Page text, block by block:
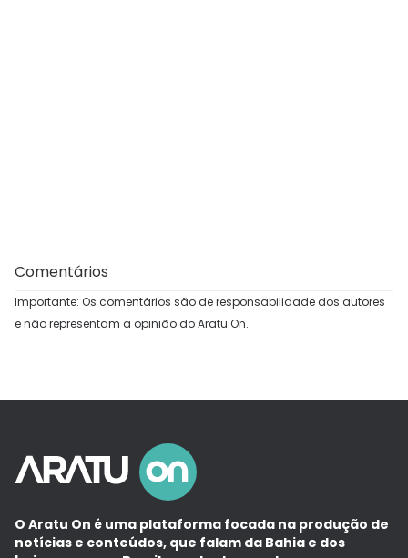
Comentários
Importante: Os comentários são de responsabilidade dos autores
e não representam a opinião do Aratu On.
O Aratu On é uma plataforma focada na produção de
notícias e conteúdos, que falam da Bahia e dos